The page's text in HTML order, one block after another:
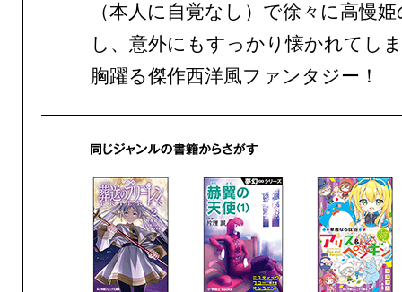
（本人に自覚なし）で徐々に高慢
し、意外にもすっかり懐かれて
胸躍る傑作西洋風ファンタジー！